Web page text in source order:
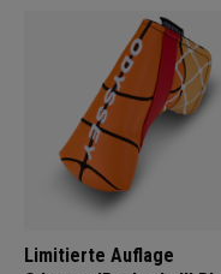
Limitierte Auflage